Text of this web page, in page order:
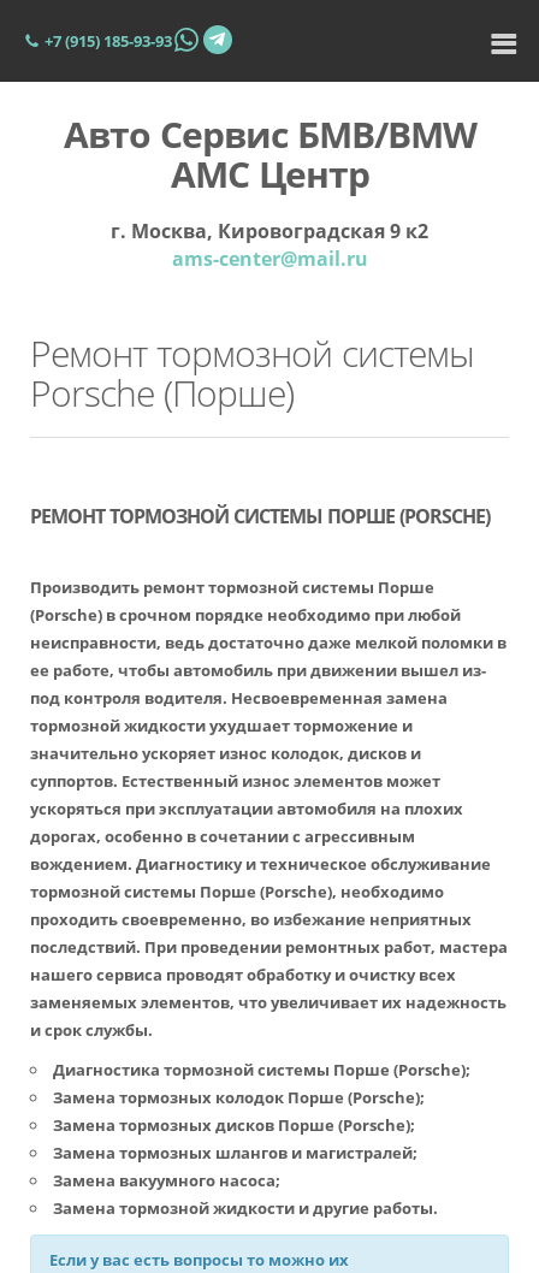
+7 (915) 185-93-93
Авто Сервис БМВ/BMW
АМС Центр
г. Москва, Кировоградская 9 к2
ams-center@mail.ru
Ремонт тормозной системы
Porsche (Порше)
РЕМОНТ ТОРМОЗНОЙ СИСТЕМЫ ПОРШЕ (PORSCHE)
Производить ремонт тормозной системы Порше
(Porsche) в срочном порядке необходимо при любой
неисправности, ведь достаточно даже мелкой поломки в
ее работе, чтобы автомобиль при движении вышел из-
под контроля водителя. Несвоевременная замена
тормозной жидкости ухудшает торможение и
значительно ускоряет износ колодок, дисков и
суппортов. Естественный износ элементов может
ускоряться при эксплуатации автомобиля на плохих
дорогах, особенно в сочетании с агрессивным
вождением. Диагностику итехническое обслуживание
тормозной системы Порше (Porsche), необходимо
проходить своевременно, во избежание неприятных
последствий. При проведении ремонтных работ, мастера
нашего сервиса проводят обработку и очистку всех
заменяемых элементов, что увеличивает их надежность
и срок службы.
Диагностика тормозной системы Порше (Porsche);
Замена тормозных колодок Порше (Porsche);
Замена тормозных дисков Порше (Porsche);
Замена тормозных шлангов и магистралей;
Замена вакуумного насоса;
Замена тормозной жидкости и другие работы.
Если у вас есть вопросы то можно их